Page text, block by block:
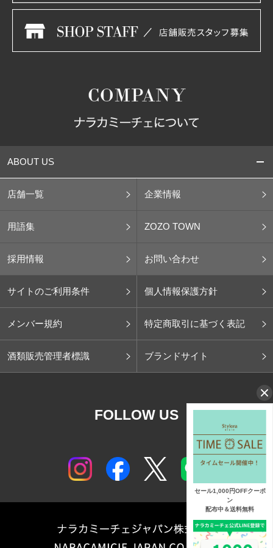
ABOUT US
店舗一覧 企業情報
用語集 ZOZO TOWN
採用情報 お問い合わせ
サイトのご利用条件 個人情報保護方針
メンバー規約 特定商取引に基づく表記
酒類販売管理者標識 ブランドサイト
FOLLOW US
セール1,000円OFFクーポ
ン
配布中＆送料無料